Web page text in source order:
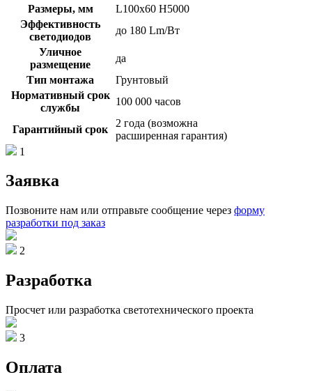
Размеры, мм
L100x60 H5000
Эффективность
светодиодов
до 180 Lm/Вт
Уличное
размещение
да
Тип монтажа
Грунтовый
Нормативный срок
службы
100 000 часов
Гарантийный срок
2 года (возможна
расширенная гарантия)
1
Заявка
Позвоните нам или отправьте сообщение через форму
разработки под заказ
2
Разработка
Просчет или разработка светотехнического проекта
3
Оплата